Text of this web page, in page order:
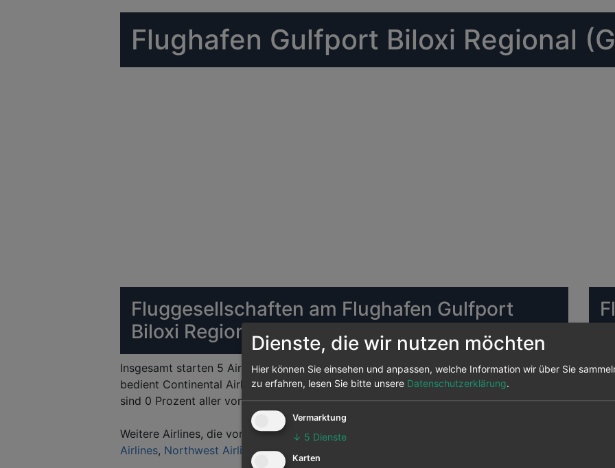
Flughafen Gulfport Biloxi Regional
Fluggesellschaften am Flughafen Gulfport
Biloxi Regional
Insgesamt starten 5 Airlines vom Flughafen Gulfport Biloxi Regional Die meisten Ziele
bedient Continental Airlines: 3 Flughäfen werden von ihr von hier aus angeflogen, das
sind 0 Prozent aller vom Flughafen Gulfport Biloxi Regional abgehenden Strecken.
Weitere Airlines, die vom Flughafen Gulfport Biloxi Regional abfliegen sind
Airlines, Northwest Airlines,US Airways
Dienste, die wir nutzen möchten
Hier können Sie einsehen und anpassen, welche Information wir über Sie
zu erfahren, lesen Sie bitte unsere Datenschutzerklärung.
Vermarktung
↓ 5 Dienste
Karten